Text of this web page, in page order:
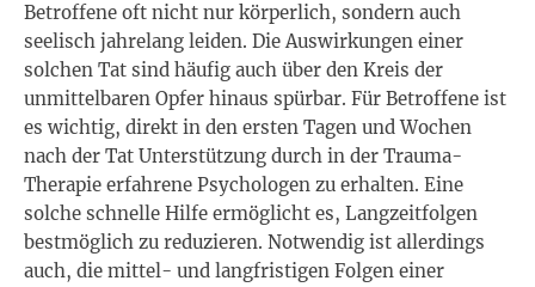
Betroffene oft nicht nur körperlich, sondern auch
seelisch jahrelang leiden. Die Auswirkungen einer
solchen Tat sind häufig auch über den Kreis der
unmittelbaren Opfer hinaus spürbar. Für Betroffene ist
es wichtig, direkt in den ersten Tagen und Wochen
nach der Tat Unterstützung durch in der Trauma-
Therapie erfahrene Psychologen zu erhalten. Eine
solche schnelle Hilfe ermöglicht es, Langzeitfolgen
bestmöglich zu reduzieren. Notwendig ist allerdings
auch, die mittel- und langfristigen Folgen einer